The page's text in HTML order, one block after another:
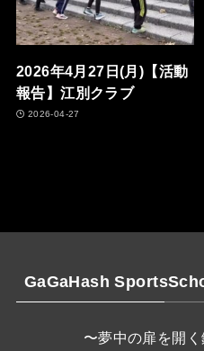
2026年4月27日(月)【活動
報告】江別クラブ
2026-04-27
GaGaHash
〜夢中の扉を開